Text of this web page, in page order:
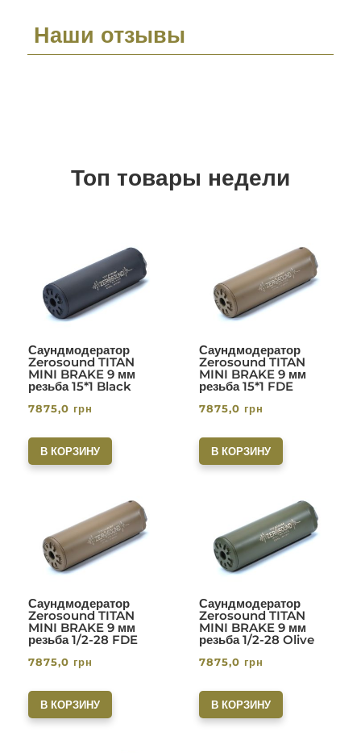
Наши отзывы
Топ товары недели
Саундмодератор
Zerosound TITAN
MINI BRAKE 9 мм
резьба 15*1 Black
7875,0 грн
В КОРЗИНУ
Саундмодератор
Zerosound TITAN
MINI BRAKE 9 мм
резьба 15*1 FDE
7875,0 грн
В КОРЗИНУ
Саундмодератор
Zerosound TITAN
MINI BRAKE 9 мм
резьба 1/2-28 FDE
7875,0 грн
В КОРЗИНУ
Саундмодератор
Zerosound TITAN
MINI BRAKE 9 мм
резьба 1/2-28 Olive
7875,0 грн
В КОРЗИНУ